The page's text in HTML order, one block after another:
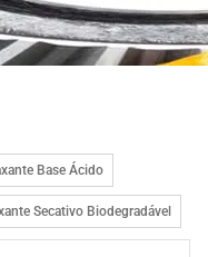
Base Ácido
Secativo Biodegradável